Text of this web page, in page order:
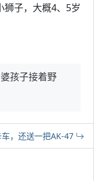
狮子，大概4、5岁
孩子接着野
，还送一把AK-47